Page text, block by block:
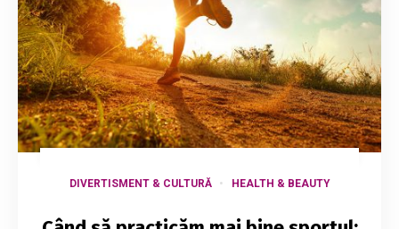
DIVERTISMENT & CULTURĂ HEALTH & BEAUTY